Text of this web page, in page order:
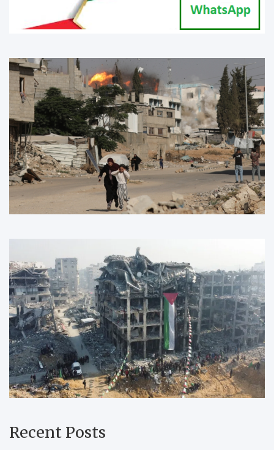
Recent Posts